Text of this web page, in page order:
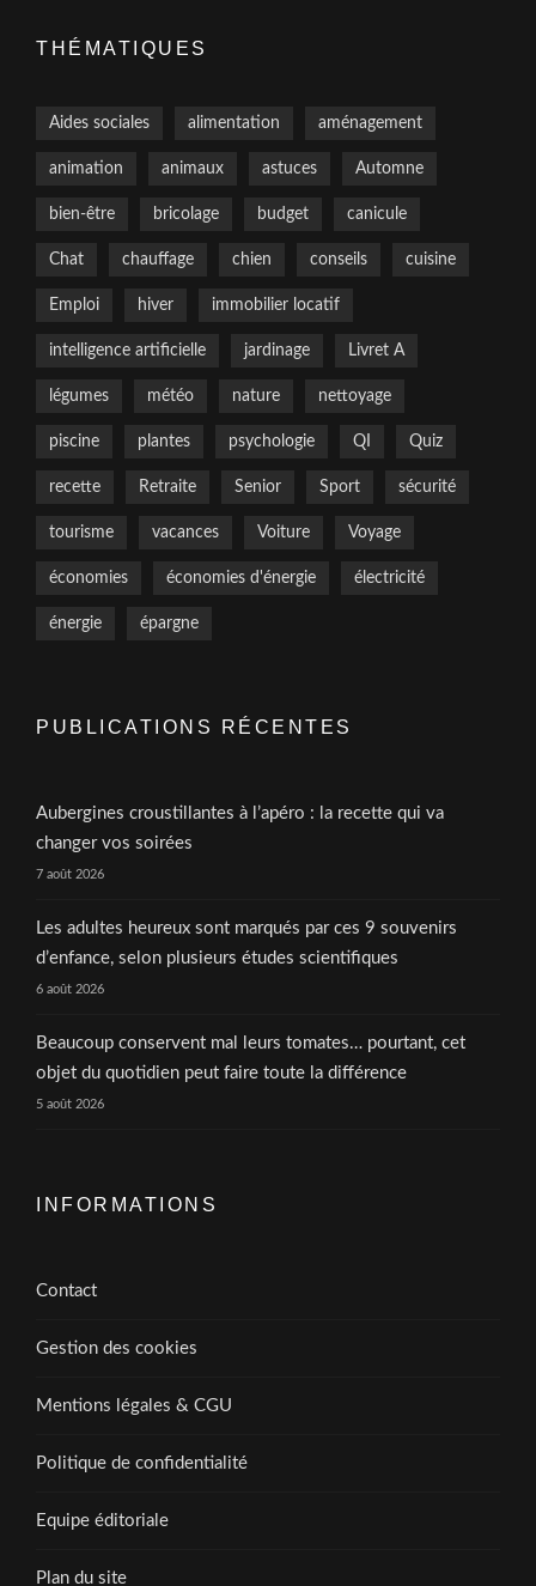
THÉMATIQUES
Aides sociales alimentation aménagement
animation animaux astuces Automne
bien-être bricolage budget canicule
Chat chauffage chien conseils cuisine
Emploi hiver immobilier locatif
intelligence artificielle jardinage Livret A
légumes météo nature nettoyage
piscine plantes psychologie QI Quiz
recette Retraite Senior Sport sécurité
tourisme vacances Voiture Voyage
économies économies d'énergie électricité
énergie épargne
PUBLICATIONS RÉCENTES
Aubergines croustillantes à l’apéro : la recette qui va
changer vos soirées
7 août 2026
Les adultes heureux sont marqués par ces 9 souvenirs
d’enfance, selon plusieurs études scientifiques
6 août 2026
Beaucoup conservent mal leurs tomates… pourtant, cet
objet du quotidien peut faire toute la différence
5 août 2026
INFORMATIONS
Contact
Gestion des cookies
Mentions légales & CGU
Politique de confidentialité
Equipe éditoriale
Plan du site